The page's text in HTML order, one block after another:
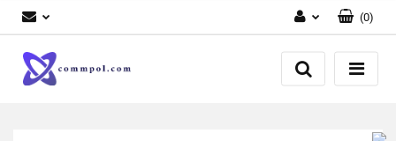
Zaloguj się
Zarejestruj się
(0)